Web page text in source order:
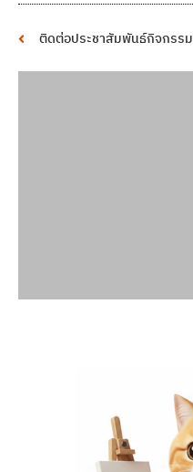
ติดต่อประชาสัมพันธ์กิจกรรม